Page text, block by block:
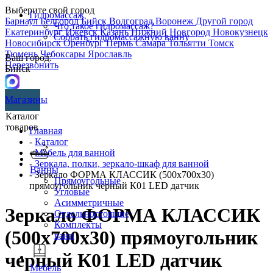
Выберите свой город
БарнаулБелгородБийск ВолгоградВоронеж Другой город
ЕкатеринбургИжевскКазаньНижний Новгород Новокузнецк
НовосибирскОренбургПермьСамараТольятти Томск
ТюменьЧебоксары Ярославль
Перезвонить
Гидромассаж
Что такое гидромассаж?
Собрать гидромассажную ванну
Ваш город:
Бийск
Магазины
Каталог
товаров
Ванны
Прямоугольные
Угловые
Асимметричные
Отдельностоящие
Комплекты
ванн
Мебель
Главная
- Каталог
-Мебель для ванной
- Зеркала, полки, зеркало-шкаф для ванной
- Зеркало ФОРМА КЛАССИК (500х700х30)
прямоугольник черный К01 LED датчик
Зеркало ФОРМА КЛАССИК
(500х700х30) прямоугольник
черный К01 LED датчик